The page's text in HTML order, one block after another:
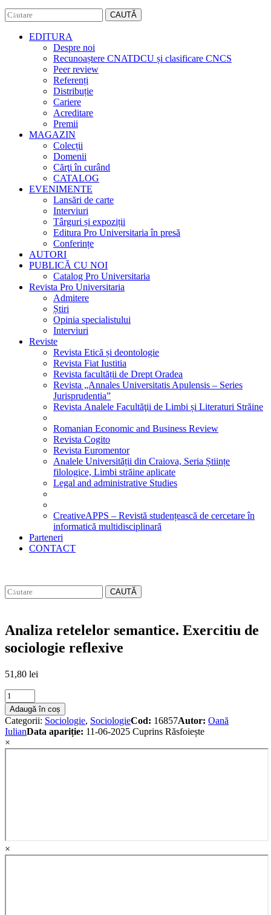
CAUTĂ
EDITURA
Despre noi
Recunoaștere CNATDCU și clasificare CNCS
Peer review
Referenți
Distribuție
Cariere
Acreditare
Premii
MAGAZIN
Colecții
Domenii
Cărţi în curând
CATALOG
EVENIMENTE
Lansări de carte
Interviuri
Târguri și expoziții
Editura Pro Universitaria în presă
Conferințe
AUTORI
PUBLICĂ CU NOI
Catalog Pro Universitaria
Revista Pro Universitaria
Admitere
Știri
Opinia specialistului
Interviuri
Reviste
Revista Etică și deontologie
Revista Fiat Iustitia
Revista facultății de Drept Oradea
Revista „Annales Universitatis Apulensis – Series
Jurisprudentia”
Revista Analele Facultăţii de Limbi și Literaturi Străine
Romanian Economic and Business Review
Revista Cogito
Revista Euromentor
Analele Universității din Craiova, Seria Științe
filologice, Limbi străine aplicate
Legal and administrative Studies
CreativeAPPS – Revistă studențească de cercetare în
informatică multidisciplinară
Parteneri
CONTACT
CAUTĂ
Analiza retelelor semantice. Exercitiu de
sociologie reflexive
51,80 lei
Analiza
retelelor
semantice.
Exercitiu
de
sociologie
Adaugă în coș
Categorii: Sociologie, SociologieCod: 16857Autor: Oană
IulianData apariție: 11-06-2025 Cuprins Răsfoiește
×
×